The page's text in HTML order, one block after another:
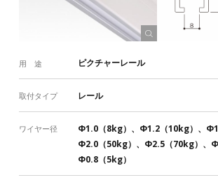
用 途 ピクチャーレール
取付タイプ レール
ワイヤー径
Φ1.0（8kg）、Φ1.2（10kg）、
Φ2.0（50kg）、Φ2.5（70kg）、
Φ0.8（5kg）